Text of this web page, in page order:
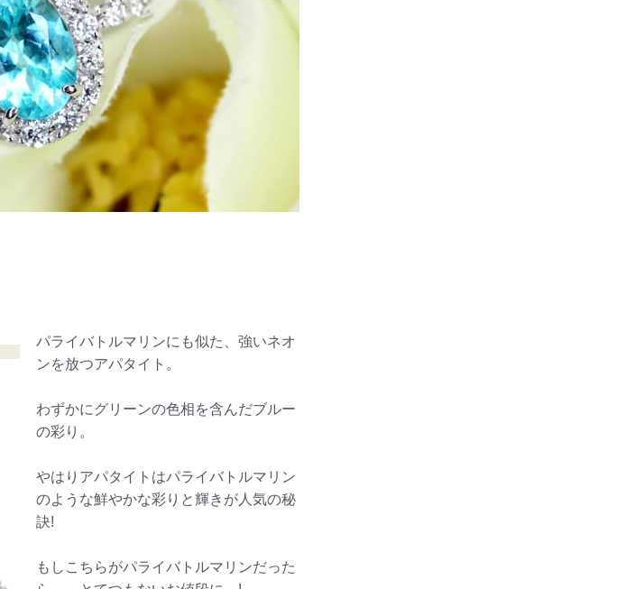
パライバトルマリンにも似た、強いネオ
ンを放つアパタイト。
わずかにグリーンの色相を含んだブルー
の彩り。
やはりアパタイトはパライバトルマリン
のような鮮やかな彩りと輝きが人気の秘
訣!
もしこちらがパライバトルマリンだった